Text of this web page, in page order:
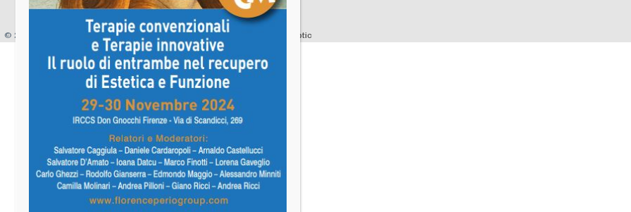
© 2026 Florence Perio Group |Privacy&CookiePolicy | Designed by Sinaptic
Informativa sulla raccolta Le tue preferenze relative alla privacy